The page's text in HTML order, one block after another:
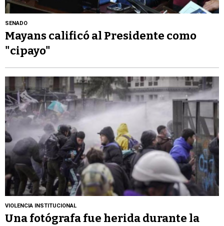
SENADO
Mayans calificó al Presidente como
"cipayo"
VIOLENCIA INSTITUCIONAL
Una fotógrafa fue herida durante la